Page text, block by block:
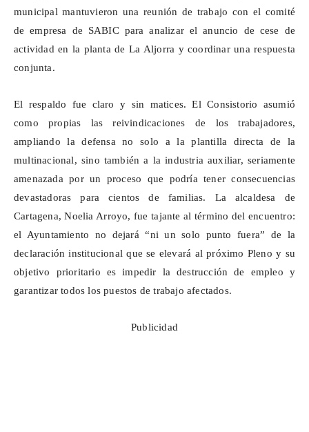
municipal mantuvieron una reunión de trabajo con el comité
de empresa de SABIC para analizar el anuncio de cese de
actividad en la planta de La Aljorra y coordinar una respuesta
conjunta.
El respaldo fue claro y sin matices. El Consistorio asumió
como propias las reivindicaciones de los trabajadores,
ampliando la defensa no solo a la plantilla directa de la
multinacional, sino también a la industria auxiliar, seriamente
amenazada por un proceso que podría tener consecuencias
devastadoras para cientos de familias. La alcaldesa de
Cartagena, Noelia Arroyo, fue tajante al término del encuentro:
el Ayuntamiento no dejará “ni un solo punto fuera” de la
declaración institucional que se elevará al próximo Pleno y su
objetivo prioritario es impedir la destrucción de empleo y
garantizar todos los puestos de trabajo afectados.
Publicidad